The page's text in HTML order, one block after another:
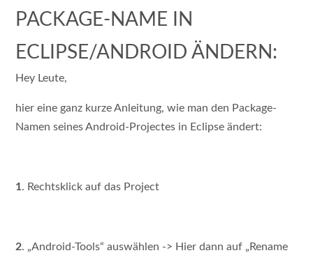
PACKAGE-NAME IN
ECLIPSE/ANDROID ÄNDERN:
Hey Leute,
hier eine ganz kurze Anleitung, wie man den Package-
Namen seines Android-Projectes in Eclipse ändert:
1. Rechtsklick auf das Project
2. „Android-Tools“ auswählen -> Hier dann auf „Rename